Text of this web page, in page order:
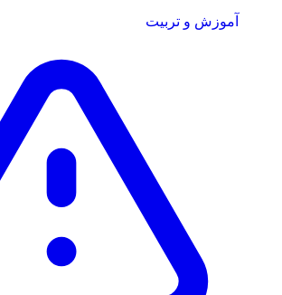
آموزش و تربیت